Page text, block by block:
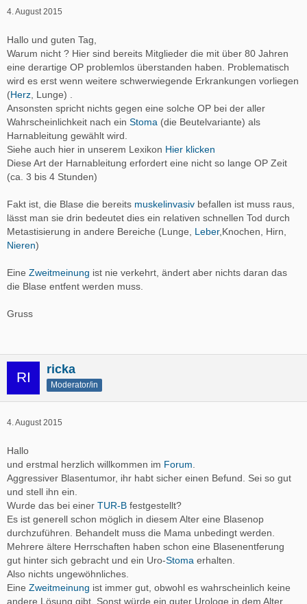
4. August 2015
Hallo und guten Tag,
Warum nicht ? Hier sind bereits Mitglieder die mit über 80 Jahren
eine derartige OP problemlos überstanden haben. Problematisch
wird es erst wenn weitere schwerwiegende Erkrankungen vorliegen
(Herz , Lunge) .
Ansonsten spricht nichts gegen eine solche OP bei der aller
Wahrscheinlichkeit nach ein Stoma (die Beutelvariante) als
Harnableitung gewählt wird.
Siehe auch hier in unserem Lexikon Hier klicken
Diese Art der Harnableitung erfordert eine nicht so lange OP Zeit
(ca. 3 bis 4 Stunden)
Fakt ist, die Blase die bereits muskelinvasiv befallen ist muss raus,
lässt man sie drin bedeutet dies ein relativen schnellen Tod durch
Metastisierung in andere Bereiche (Lunge, Leber,Knochen, Hirn,
Nieren)
Eine Zweitmeinung ist nie verkehrt, ändert aber nichts daran das
die Blase entfent werden muss.
Gruss
ricka
Moderator/in
4. August 2015
Hallo
und erstmal herzlich willkommen im Forum
Aggressiver Blasentumor, ihr habt sicher einen Befund. Sei so gut
und stell ihn ein.
Wurde das bei einer TUR-B festgestellt?
Es ist generell schon möglich in diesem Alter eine Blasenop
durchzuführen. Behandelt muss die Mama unbedingt werden.
Mehrere ältere Herrschaften haben schon eine Blasenentferung
gut hinter sich gebracht und ein Uro-Stoma erhalten.
Also nichts ungewöhnliches.
Eine Zweitmeinung ist immer gut, obwohl es wahrscheinlich keine
andere Lösung gibt. Sonst würde ein guter Urologe in dem Alter